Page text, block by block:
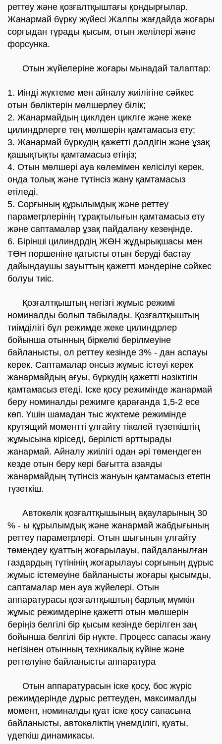
реттеу және қозғалтқыштағы қондырғылар.
Жанармай бүрку жүйесі Жалпы жағдайда жоғары
сорғыдан тұрады қысым, отын желілері және
форсунка.
Отын жүйелеріне жоғары мынадай талаптар:
1. Иінді жүктеме мен айналу жиілігіне сәйкес
отын бөліктерін мөлшерлеу білік;
2. Жанармайдың циклден циклге және жеке
цилиндрлерге тең мөлшерін қамтамасыз ету;
3. Жанармай бүркудің қажетті дәлдігін және ұзақ
қашықтықты қамтамасыз етіңіз;
4. Отын мөлшері ауа көлемімен келісілуі керек,
онда толық және түтінсіз жану қамтамасыз
етіледі.
5. Сорғының құрылымдық және реттеу
параметрлерінің тұрақтылығын қамтамасыз ету
және саптамалар ұзақ пайдалану кезеңінде.
6. Бірінші цилиндрдің ЖӨН жұдырықшасы мен
ТӨН поршеніне қатысты отын беруді бастау
дайындаушы зауыттың қажетті мәндеріне сәйкес
болуы тиіс.
Қозғалтқыштың негізгі жұмыс режимі
номиналды болып табылады. Қозғалтқыштың
тиімділігі бұл режимде жеке цилиндрлер
бойынша отынның біркелкі берілмеуіне
байланысты, ол реттеу кезінде 3% - дан аспауы
керек. Саптамалар онсыз жұмыс істеуі керек
жанармайдың ағуы, бүркудің қажетті нәзіктігін
қамтамасыз етеді. Іске қосу режимінде жанармай
беру номиналды режимге қарағанда 1,5-2 есе
көп. Үшін шамадан тыс жүктеме режимінде
крутящий моментті ұлғайту тікелей түзеткіштің
жұмысына кіріседі, берілісті арттырады
жанармай. Айналу жиілігі одан әрі төмендеген
кезде отын беру кері бағытта азаяды
жанармайдың түтінсіз жануын қамтамасыз ететін
түзеткіш.
Автокөлік қозғалтқышының ақауларының 30
% - ы құрылымдық және жанармай жабдығының
реттеу параметрлері. Отын шығынын ұлғайту
төмендеу қуаттың жоғарылауы, пайдаланылған
газдардың түтінінің жоғарылауы сорғының дұрыс
жұмыс істемеуіне байланысты жоғары қысымды,
саптамалар мен ауа жүйелері. Отын
аппаратурасы қозғалтқыштың барлық мүмкін
жұмыс режимдеріне қажетті отын мөлшерін
беріңіз белгілі бір қысым кезінде берілген заң
бойынша белгілі бір нүкте. Процесс сапасы жану
негізінен отынның техникалық күйіне және
реттелуіне байланысты аппаратура
Отын аппаратурасын іске қосу, бос жүріс
режимдерінде дұрыс реттеуден, максималды
момент, номиналды қуат іске қосу сапасына
байланысты, автокөліктің үнемділігі, қуаты,
үдеткіш динамикасы.